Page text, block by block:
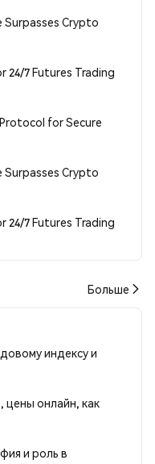
Surpasses Crypto
24/7 Futures Trading
for Secure
Surpasses Crypto
24/7 Futures Trading
Больше
индексу и
цены онлайн, как
и роль в